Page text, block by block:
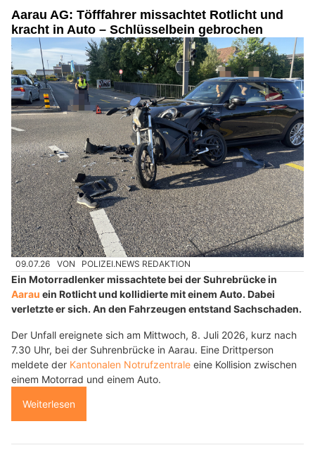
Aarau AG: Töfffahrer missachtet Rotlicht und
kracht in Auto – Schlüsselbein gebrochen
09.07.26 VON POLIZEI.NEWS REDAKTION
Ein Motorradlenker missachtete bei der Suhrebrücke in
Aarau ein Rotlicht und kollidierte mit einem Auto. Dabei
verletzte er sich. An den Fahrzeugen entstand Sachschaden.
Der Unfall ereignete sich am Mittwoch, 8. Juli 2026, kurz nach
7.30 Uhr, bei der Suhrenbrücke in Aarau. Eine Drittperson
meldete der Kantonalen Notrufzentrale eine Kollision zwischen
einem Motorrad und einem Auto.
Weiterlesen